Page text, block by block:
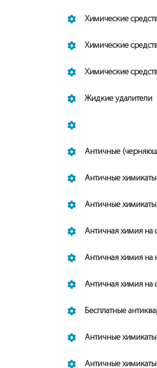
Химические
Химические
Химические
Жидкие удалители
Античные
Античные химикаты
Античные
Античная химия на
Античная химия
Античная химия на
Бесплатные
Античные химикаты
Античные химикаты